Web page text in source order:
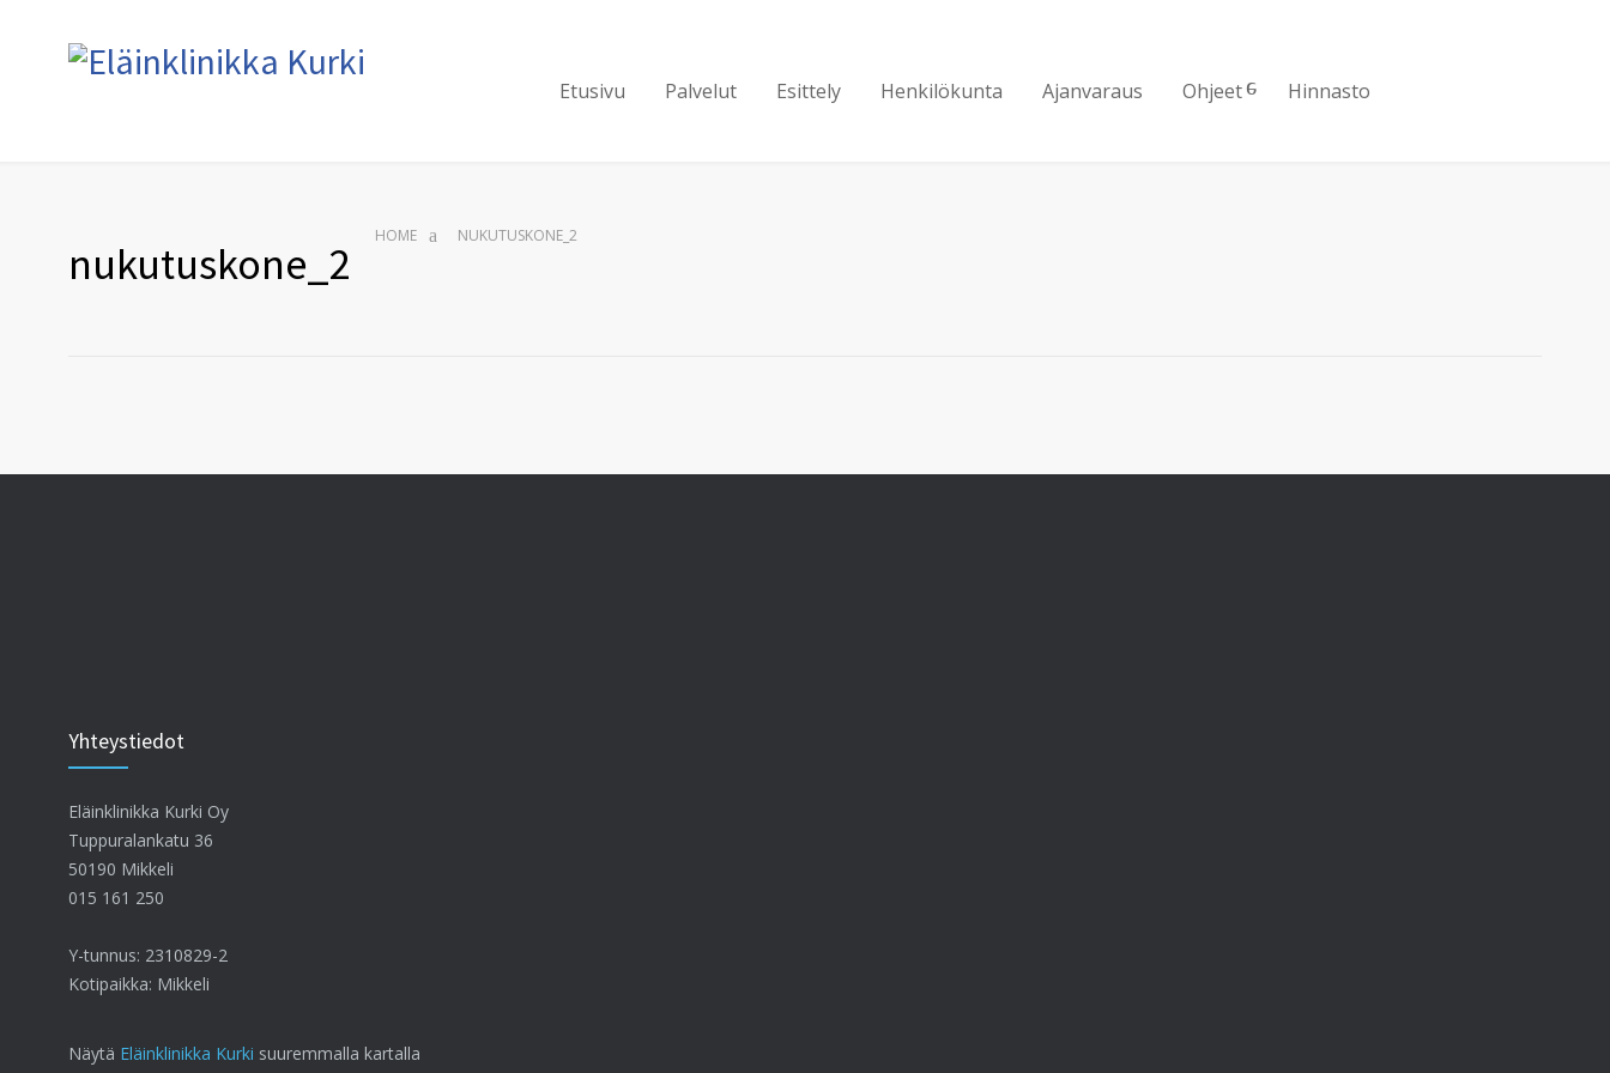
Etusivu Palvelut Esittely Henkilökunta Ajanvaraus Ohjeet Hinnasto
nukutuskone_2
HOME NUKUTUSKONE_2
Yhteystiedot
Eläinklinikka Kurki Oy
Tuppuralankatu 36
50190 Mikkeli
015 161 250
Y-tunnus: 2310829-2
Kotipaikka: Mikkeli
Näytä Eläinklinikka Kurki suuremmalla kartalla